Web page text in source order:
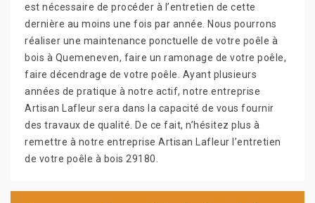
est nécessaire de procéder à l’entretien de cette
dernière au moins une fois par année. Nous pourrons
réaliser une maintenance ponctuelle de votre poêle à
bois à Quemeneven, faire un ramonage de votre poêle,
faire décendrage de votre poêle. Ayant plusieurs
années de pratique à notre actif, notre entreprise
Artisan Lafleur sera dans la capacité de vous fournir
des travaux de qualité. De ce fait, n’hésitez plus à
remettre à notre entreprise Artisan Lafleur l’entretien
de votre poêle à bois 29180.